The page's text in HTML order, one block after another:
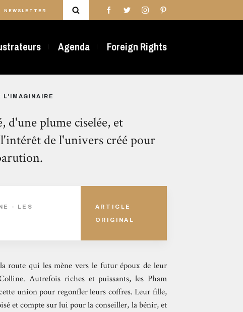
NEWSLETTER
Agenda Foreign Rights
L'IMAGINAIRE
d'une plume ciselée, et
de l'univers créé pour
- LES ARTICLE
ORIGINAL
route qui les mène vers le futur époux de leur
Autrefois riches et puissants, les Pham
union pour regonfler leurs coffres. Leur fille,
et compte sur lui pour la conseiller, la bénir, et